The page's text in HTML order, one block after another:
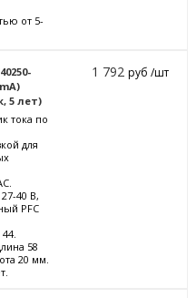
от 5-
5 лет)
тока по
для
40 В,
PFC
58
20 мм.
1 792руб /шт